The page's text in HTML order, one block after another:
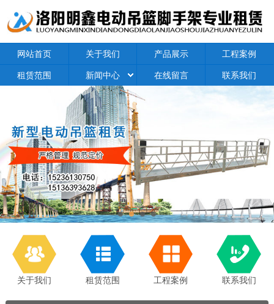
网站首页 关于我们 产品展示 工程案例
租赁范围 新闻中心 在线留言 联系我们
关于我们 租赁范围 工程案例 联系我们